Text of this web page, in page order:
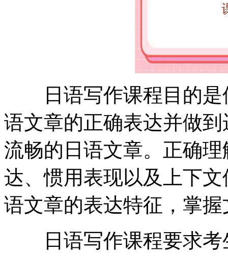
日语写作课程目的是
语文章的正确表达并做
流畅的日语文章。正确
达、惯用表现以及上下
语文章的表达特征，掌
日语写作课程要求考